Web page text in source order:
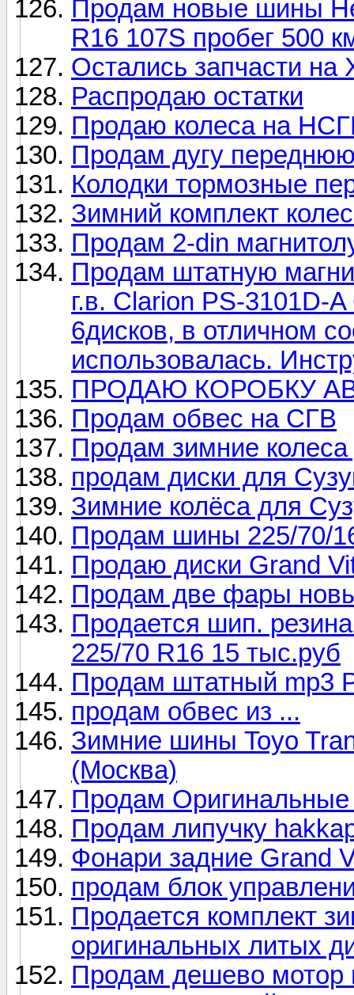
Продам новые шины
R16 107S пробег 500
Остались запчасти на
Распродаю остатки
Продаю колеса на
Продам дугу
Колодки тормозные
Зимний комплект
Продам 2-din
Продам штатную
г.в. Clarion PS-3101D-
6дисков, в отличном
использовалась.
ПРОДАЮ КОРОБКУ
Продам обвес на СГВ
Продам зимние
продам диски для
Зимние колёса для
Продам шины 225/70/
Продаю диски Grand
Продам две фары
Продается шип.
225/70 R16 15 тыс.руб
Продам штатный mp3
продам обвес из ...
Зимние шины Toyo
(Москва)
Продам Оригинальные
Продам липучку
Фонари задние Grand
продам блок
Продается комплект
оригинальных литых
Продам дешево мотор